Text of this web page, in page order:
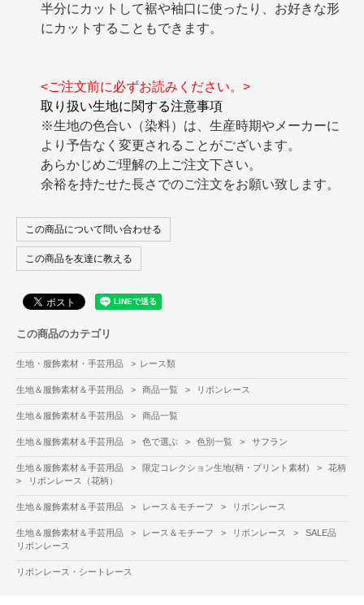
半分にカットして裾や袖口に使ったり、お好きな形
にカットすることもできます。
<ご注文前に必ずお読みください。>
取り扱い生地に関する注意事項
※生地の色合い（染料）は、生産時期やメーカーに
より予告なく変更されることがございます。
あらかじめご理解の上ご注文下さい。
余裕を持たせた長さでのご注文をお願い致します。
この商品について問い合わせる
この商品を友達に教える
この商品のカテゴリ
生地・服飾素材・手芸用品 > レース類
生地＆服飾素材＆手芸用品 > 商品一覧 > リボンレース
生地＆服飾素材＆手芸用品 > 商品一覧
生地＆服飾素材＆手芸用品 > 色で選ぶ > 色別一覧 > サフラン
生地＆服飾素材＆手芸用品 > 限定コレクション生地(柄・プリント素材) >
花柄
>
リボンレース（花柄）
生地＆服飾素材＆手芸用品 > レース＆モチーフ > リボンレース
生地＆服飾素材＆手芸用品 > レース＆モチーフ > リボンレース >
SALE品
リボンレース
リボンレース・シートレース